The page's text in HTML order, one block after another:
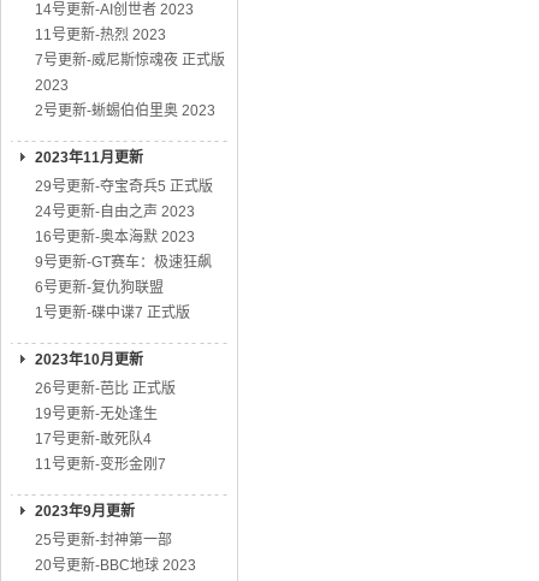
14号更新-AI创世者 2023
11号更新-热烈 2023
7号更新-威尼斯惊魂夜 正式版
2023
2号更新-蜥蜴伯伯里奥 2023
2023年11月更新
29号更新-夺宝奇兵5 正式版
24号更新-自由之声 2023
16号更新-奥本海默 2023
9号更新-GT赛车：极速狂飙
6号更新-复仇狗联盟
1号更新-碟中谍7 正式版
2023年10月更新
26号更新-芭比 正式版
19号更新-无处逢生
17号更新-敢死队4
11号更新-变形金刚7
2023年9月更新
25号更新-封神第一部
20号更新-BBC地球 2023